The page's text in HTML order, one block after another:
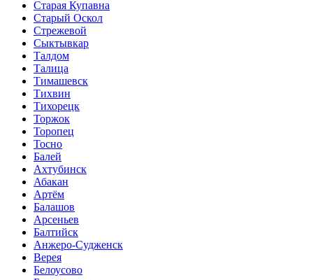
Старая Купавна
Старый Оскол
Стрежевой
Сыктывкар
Талдом
Талица
Тимашевск
Тихвин
Тихорецк
Торжок
Торопец
Тосно
Балей
Ахтубинск
Абакан
Артём
Балашов
Арсеньев
Балтийск
Анжеро-Судженск
Верея
Белоусово